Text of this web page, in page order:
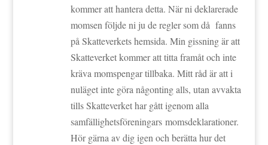
kommer att hantera detta. När ni deklarerade
momsen följde ni ju de regler som då fanns
på Skatteverkets hemsida. Min gissning är att
Skatteverket kommer att titta framåt och inte
kräva momspengar tillbaka. Mitt råd är att i
nuläget inte göra någonting alls, utan avvakta
tills Skatteverket har gått igenom alla
samfällighetsföreningars momsdeklarationer.
Hör gärna av dig igen och berätta hur det